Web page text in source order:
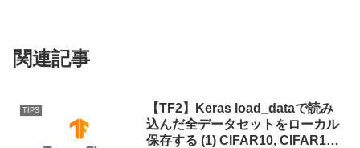
関連記事
TIPS
【TF2】Keras load_dataで読み
込んだ全データセットをローカル
保存する (1) CIFAR10, CIFAR100